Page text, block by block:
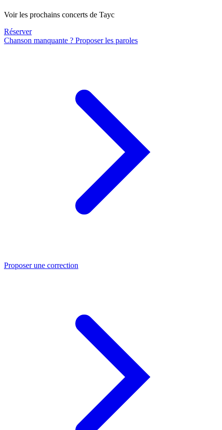
Voir les prochains concerts de Tayc
Réserver
Chanson manquante ? Proposer les paroles
Proposer une correction